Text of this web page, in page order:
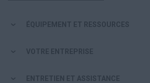
ÉQUIPEMENT ET RESSOURCES
VOTRE ENTREPRISE
ENTRETIEN ET ASSISTANCE